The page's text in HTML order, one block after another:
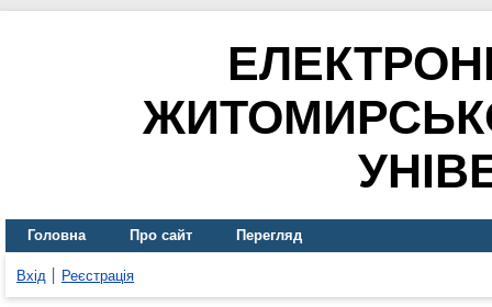
Головна Про сайт Перегляд
Вхід Реєстрація